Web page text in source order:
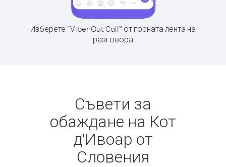
Изберете “Viber Out Call” от горната лента на
разговора
Съвети за
обаждане на Кот
д'Ивоар от
Словения